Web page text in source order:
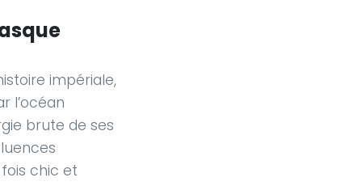
impériale,
l’océan
brute de ses
chic et